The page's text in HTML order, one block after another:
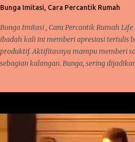
masing-masing. Olehnya itu, semua
damai dan saling memberi manfaat.
mempunyai hubungan erat lay...
Bunga Imitasi, Cara Percantik Rumah
Bunga Imitasi , Cara Percantik Rumah
ibadah kali ini memberi apresiasi tertulis
produktif. Aktifitasnya mampu memberi
sebagian kalangan. Bunga, sering
bunga hias itu. Takkala hebohnya, bila
orang yang memang memiliki hobby dan
merangkai helai dan daun yang cocok,